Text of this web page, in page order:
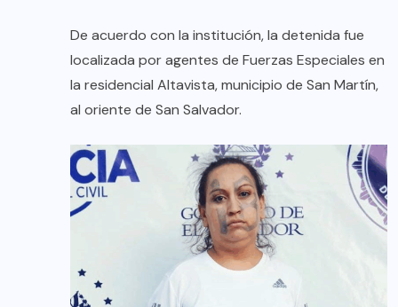
De acuerdo con la institución, la detenida fue
localizada por agentes de Fuerzas Especiales en
la residencial Altavista, municipio de San Martín,
al oriente de San Salvador.